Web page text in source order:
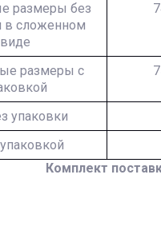
размеры без
в сложенном
виде
размеры с
упаковки
Комплект